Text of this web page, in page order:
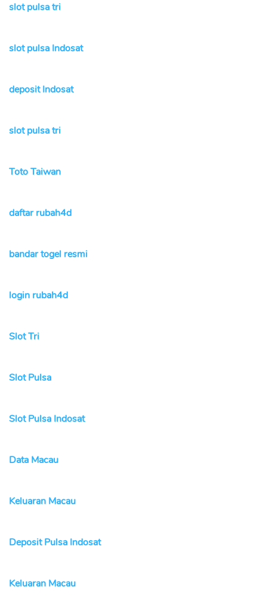
slot pulsa tri
slot pulsa Indosat
deposit Indosat
slot pulsa tri
Toto Taiwan
daftar rubah4d
bandar togel resmi
login rubah4d
Slot Tri
Slot Pulsa
Slot Pulsa Indosat
Data Macau
Keluaran Macau
Deposit Pulsa Indosat
Keluaran Macau